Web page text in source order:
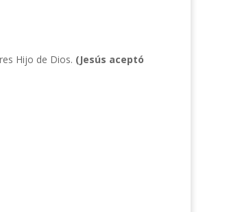
Hijo de Dios. (Jesús aceptó